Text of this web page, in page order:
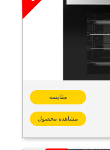
مقایسه
مشاهده محصول